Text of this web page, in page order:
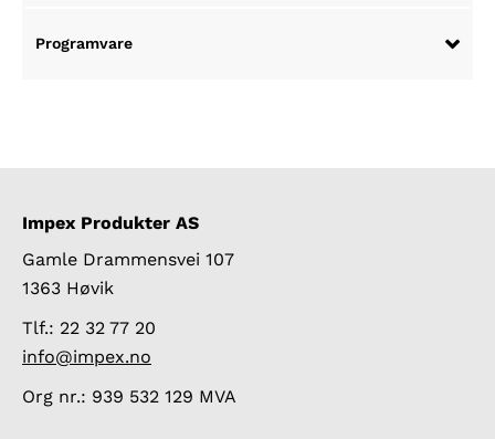
Programvare
Impex Produkter AS
Gamle Drammensvei 107
1363 Høvik
Tlf.: 22 32 77 20
info@impex.no
Org nr.: 939 532 129 MVA